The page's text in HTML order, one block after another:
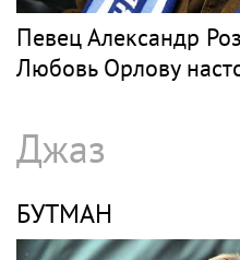
Певец Александр
Любовь Орлову
Джаз
БУТМАН